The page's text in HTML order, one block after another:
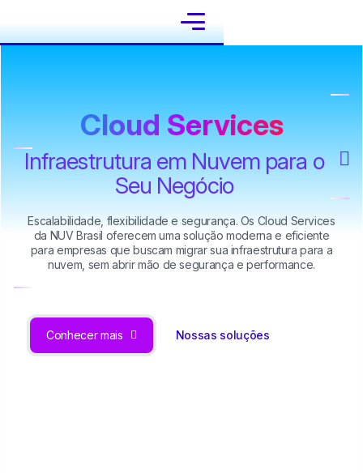
Cloud Services
Infraestrutura em Nuvem para o
Seu Negócio
Escalabilidade, flexibilidade e segurança. Os Cloud Services
da NUV Brasil oferecem uma solução moderna e eficiente
para empresas que buscam migrar sua infraestrutura para a
nuvem, sem abrir mão de segurança e performance.
Conhecer mais Nossas soluções